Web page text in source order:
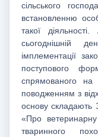
сільського
встановленню
такої
сьогоднішній
імплементації
поступового
спрямованого на
поводженням з
основу складають
«Про
тваринного